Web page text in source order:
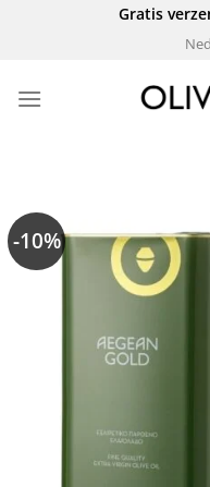
Gratis
-10%